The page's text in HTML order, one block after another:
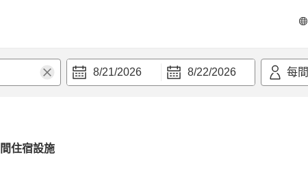
8/21/2026 8/22/2026 每間
間住宿設施